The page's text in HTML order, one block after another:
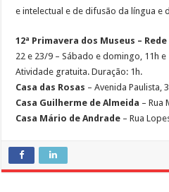
e intelectual e de difusão da língua e
12ª Primavera dos Museus –
22 e 23/9 – Sábado e domingo, 11h
Atividade gratuita. Duração: 1h.
Casa das Rosas – Avenida Paulista,
Casa Guilherme de Almeida – Rua
Casa Mário de Andrade – Rua